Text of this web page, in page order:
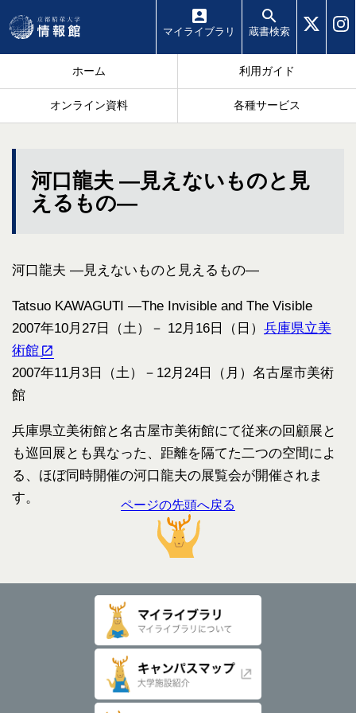
マイ ライブラリ 蔵書検索
ホーム 利用ガイド
オンライン資料 各種サービス
河口龍夫 ―見えないものと見
えるもの―
河口龍夫 ―見えないものと見えるもの―
Tatsuo KAWAGUTI ―The Invisible and The Visible
2007年10月27日（土）－ 12月16日（日） 兵庫県立美
術館
2007年11月3日（土）－12月24日（月）名古屋市美術
館
兵庫県立美術館と名古屋市美術館にて従来の回顧展と
も巡回展とも異なった、距離を隔てた二つの空間によ
る、ほぼ同時開催の河口龍夫の展覧会が開催されま
す。
ページの先頭へ戻る